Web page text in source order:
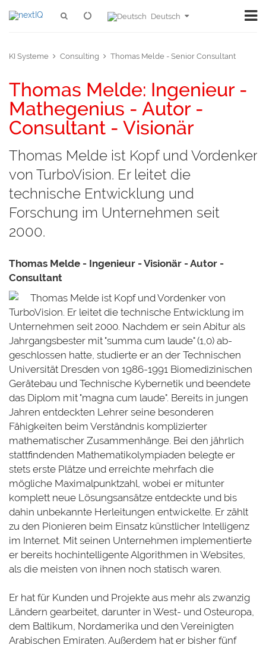
Deutsch
KI Systeme Consulting Thomas Melde - Senior Consultant
Thomas Melde: Ingenieur -
Mathegenius - Autor -
Consultant - Visionär
Thomas Melde ist Kopf und Vordenker
von TurboVision. Er leitet die
technische Entwicklung und
Forschung im Unternehmen seit
2000.
Thomas Melde - Ingenieur - Visionär - Autor -
Consultant
Thomas Melde ist Kopf und Vordenker von
TurboVision. Er leitet die technische Entwicklung im
Unternehmen seit 2000. Nachdem er sein Abitur als
Jahrgangsbester mit "summa cum laude" (1,0) ab-
geschlossen hatte, studierte er an der Technischen
Universität Dresden von 1986-1991 Biomedizinischen
Gerätebau und Technische Kybernetik und beendete
das Diplom mit "magna cum laude". Bereits in jungen
Jahren entdeckten Lehrer seine besonderen
Fähigkeiten beim Verständnis komplizierter
mathematischer Zusammenhänge. Bei den jährlich
stattfindenden Mathematikolympiaden belegte er
stets erste Plätze und erreichte mehrfach die
mögliche Maximalpunktzahl, wobei er mitunter
komplett neue Lösungsansätze entdeckte und bis
dahin unbekannte Herleitungen entwickelte. Er zählt
zu den Pionieren beim Einsatz künstlicher Intelligenz
im Internet. Mit seinen Unternehmen implementierte
er bereits hochintelligente Algorithmen in Websites,
als die meisten von ihnen noch statisch waren.
Er hat für Kunden und Projekte aus mehr als zwanzig
Ländern gearbeitet, darunter in West- und Osteuropa,
dem Baltikum, Nordamerika und den Vereinigten
Arabischen Emiraten. Außerdem hat er bisher fünf